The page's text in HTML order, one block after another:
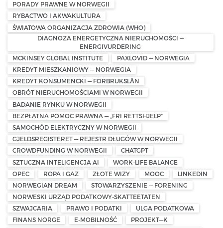
PORADY PRAWNE W NORWEGII
RYBACTWO I AKWAKULTURA
ŚWIATOWA ORGANIZACJA ZDROWIA (WHO)
DIAGNOZA ENERGETYCZNA NIERUCHOMOŚCI —
ENERGIVURDERING
MCKINSEY GLOBAL INSTITUTE
PAXLOVID — NORWEGIA
KREDYT MIESZKANIOWY — NORWEGIA
KREDYT KONSUMENCKI — FORBRUKSLÅN
OBRÓT NIERUCHOMOŚCIAMI W NORWEGII
BADANIE RYNKU W NORWEGII
BEZPŁATNA POMOC PRAWNA — „FRI RETTSHJELP”
SAMOCHÓD ELEKTRYCZNY W NORWEGII
GJELDSREGISTERET — REJESTR DŁUGÓW W NORWEGII
CROWDFUNDING W NORWEGII
CHATGPT
SZTUCZNA INTELIGENCJA AI
WORK-LIFE BALANCE
OPEC
ROPA I GAZ ZŁOTE WIZY MOOC
LINKEDIN
NORWEGIAN DREAM
STOWARZYSZENIE — FORENING
NORWESKI URZĄD PODATKOWY-SKATTEETATEN
SZWAJCARIA
PRAWO I PODATKI
ULGA PODATKOWA
FINANS NORGE
E-MOBILNOŚĆ
PROJEKT—K